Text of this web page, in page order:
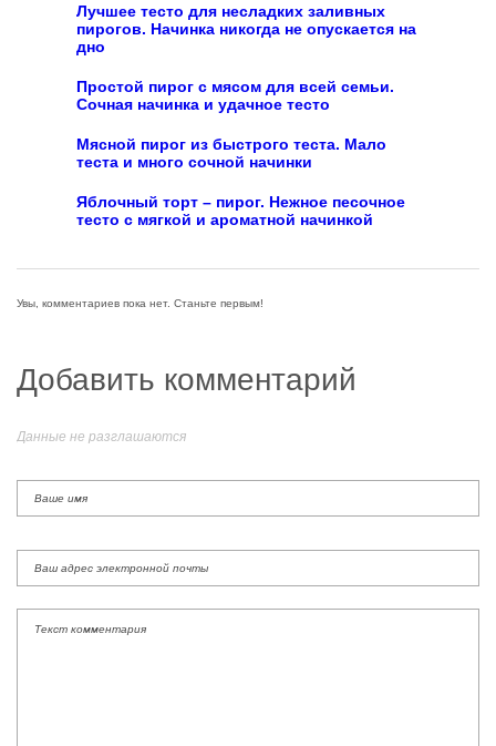
Лучшее тесто для несладких заливных
пирогов. Начинка никогда не опускается на
дно
Простой пирог с мясом для всей семьи.
Сочная начинка и удачное тесто
Мясной пирог из быстрого теста. Мало
теста и много сочной начинки
Яблочный торт – пирог. Нежное песочное
тесто с мягкой и ароматной начинкой
Увы, комментариев пока нет. Станьте первым!
Добавить комментарий
Данные не разглашаются